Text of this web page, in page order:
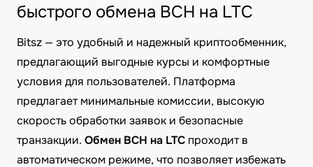
быстрого обмена BCH на LTC
Bitsz — это удобный и надежный криптообменник,
предлагающий выгодные курсы и комфортные
условия для пользователей. Платформа
предлагает минимальные комиссии, высокую
скорость обработки заявок и безопасные
транзакции. Обмен BCH на LTC проходит в
автоматическом режиме, что позволяет избежать